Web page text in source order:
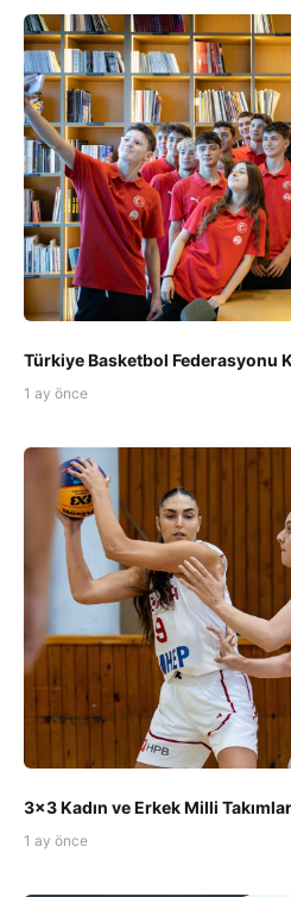
Türkiye Basketbol Federasyonu
1 ay önce
3x3 Kadın ve Erkek Milli
1 ay önce